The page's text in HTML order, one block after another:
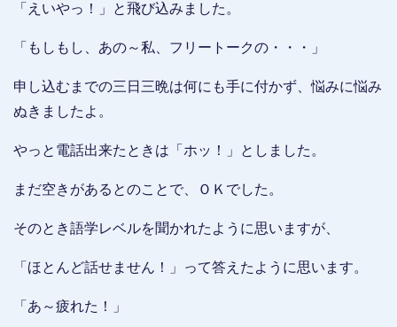
「えいやっ！」と飛び込みました。
「もしもし、あの～私、フリートークの・・・」
申し込むまでの三日三晩は何にも手に付かず、悩みに悩み
ぬきましたよ。
やっと電話出来たときは「ホッ！」としました。
まだ空きがあるとのことで、ＯＫでした。
そのとき語学レベルを聞かれたように思いますが、
「ほとんど話せません！」って答えたように思います。
「あ～疲れた！」